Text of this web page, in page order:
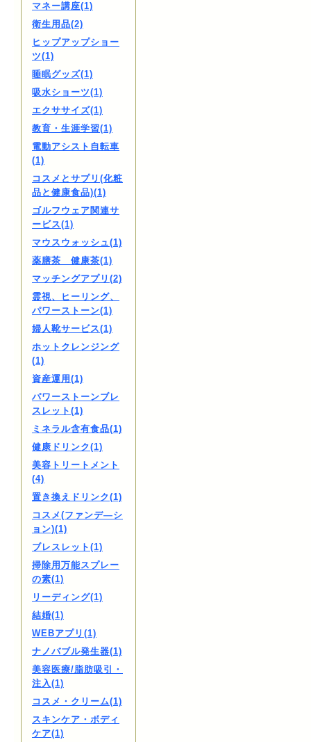
マネー講座(1)
衛生用品(2)
ヒップアップショー
ツ(1)
睡眠グッズ(1)
吸水ショーツ(1)
エクササイズ(1)
教育・生涯学習(1)
電動アシスト自転車
(1)
コスメとサプリ(化粧
品と健康食品)(1)
ゴルフウェア関連サ
ービス(1)
マウスウォッシュ(1)
薬膳茶 健康茶(1)
マッチングアプリ(2)
霊視、ヒーリング、
パワーストーン(1)
婦人靴サービス(1)
ホットクレンジング
(1)
資産運用(1)
パワーストーンブレ
スレット(1)
ミネラル含有食品(1)
健康ドリンク(1)
美容トリートメント
(4)
置き換えドリンク(1)
コスメ(ファンデ―シ
ョン)(1)
ブレスレット(1)
掃除用万能スプレー
の素(1)
リーディング(1)
結婚(1)
WEBアプリ(1)
ナノバブル発生器(1)
美容医療/脂肪吸引・
注入(1)
コスメ・クリーム(1)
スキンケア・ボディ
ケア(1)